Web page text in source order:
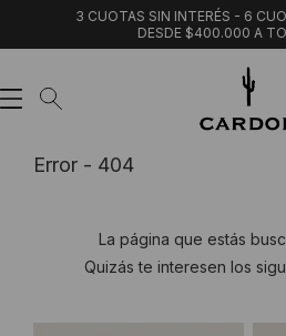
3 CUOTAS SIN INTERÉS - 6
DESDE $400.000 A
Error - 404
La página que estás
Quizás te interesen los